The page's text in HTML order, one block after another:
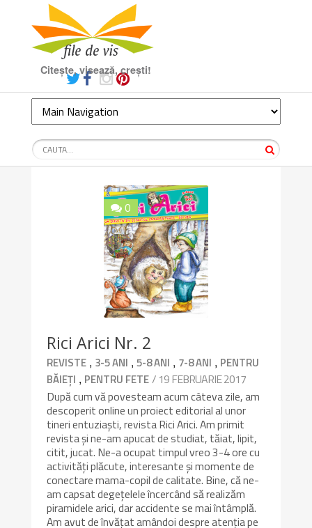
Citește, visează, crești!
0
Rici Arici Nr. 2
REVISTE , 3-5 ANI ,5-8 ANI , 7-8 ANI , PENTRU
BĂIEȚI , PENTRU FETE/ 19 FEBRUARIE 2017
După cum vă povesteam acum câteva zile, am
descoperit online un proiect editorial al unor
tineri entuziaști, revista Rici Arici. Am primit
revista și ne-am apucat de studiat, tăiat, lipit,
citit, jucat. Ne-a ocupat timpul vreo 3-4 ore cu
activități plăcute, interesante și momente de
conectare mama-copil de calitate. Bine, că ne-
am capsat degețelele încercând să realizăm
piramidele arici, dar accidente se mai întâmplă.
Am avut de învățat amândoi despre atenția pe